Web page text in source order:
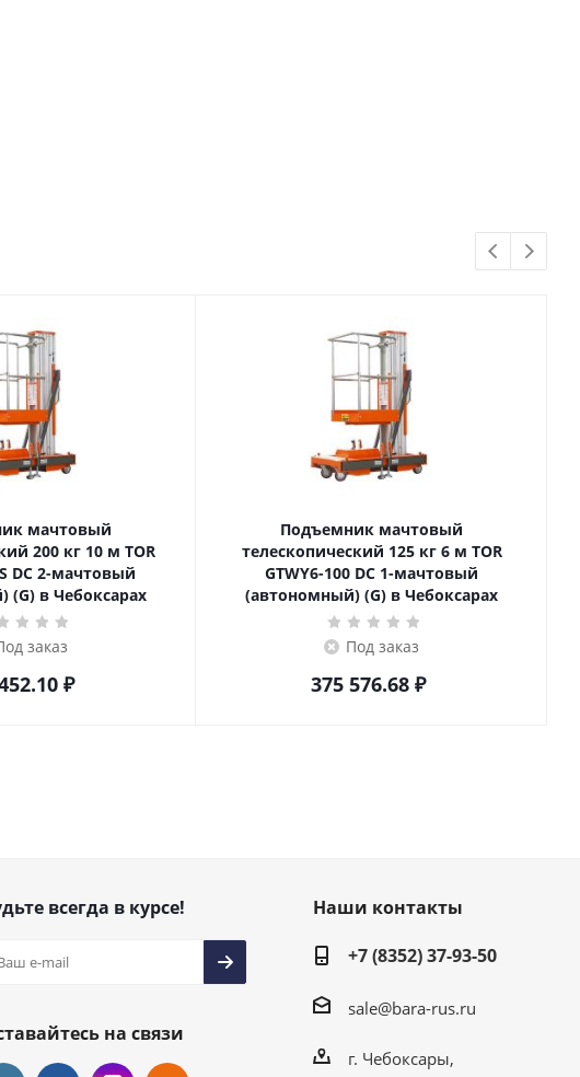
мачтовый
10 м TOR
DC 2-мачтовый
(G) в Чебоксарах
заказ
₽
Подъемник мачтовый
телескопический 125 кг 6 м TOR
GTWY6-100 DC 1-мачтовый
(автономный) (G) в Чебоксарах
Под заказ
375 576.68₽
всегда в курсе!
на связи
Наши контакты
+7 (8352) 37-93-50
sale@bara-rus.ru
г. Чебоксары,